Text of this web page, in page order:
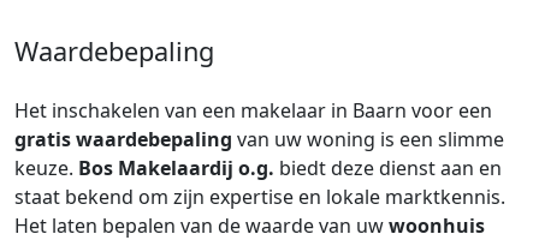
Waardebepaling
Het inschakelen van een makelaar in Baarn voor een
gratis waardebepaling van uw woning is een slimme
keuze. Bos Makelaardij o.g. biedt deze dienst aan en
staat bekend om zijn expertise en lokale marktkennis.
Het laten bepalen van de waarde van uwwoonhuis